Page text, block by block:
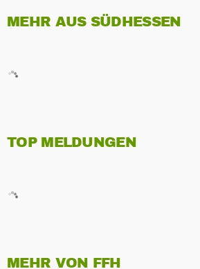
MEHR AUS SÜDHESSEN
TOP MELDUNGEN
MEHR VON FFH